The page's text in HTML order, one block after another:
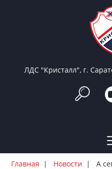
ЛДС "Кристалл", г.
Главная Новости А